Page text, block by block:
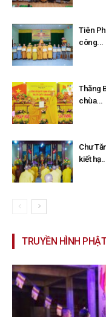
Tiên
công...
Thăng
chùa...
Chư
kiết
TRUYỀN HÌNH